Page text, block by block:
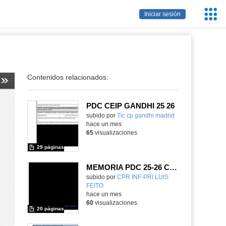
Iniciar sesión
Contenidos relacionados:
PDC CEIP GANDHI 25 26
subido por Tic cp gandhi madrid
29 páginas
hace un mes
65visualizaciones
MEMORIA PDC 25-26 COLEGIO LUIS FEITO
Contenido educativo.
subido por CPR INF-PRI LUIS
FEITO
20 páginas
-
hace un mes
60visualizaciones